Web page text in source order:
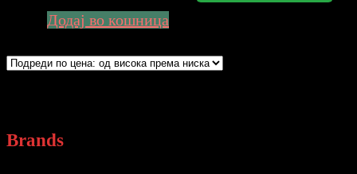
Додај во кошница
Brands